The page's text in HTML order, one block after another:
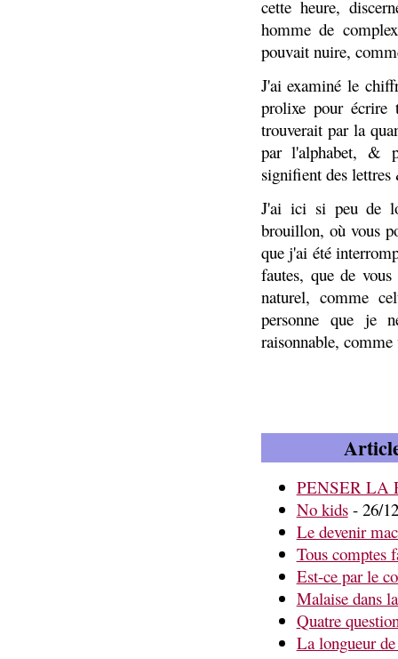
cette heure,
homme de
pouvait nuire,
J'ai examiné le
prolixe pour
trouverait par la
par l'alphabet, &
signifient des
J'ai ici si peu de
brouillon, où vous
que j'ai été
fautes, que de
naturel, comme
personne que je
raisonnable,
PENSER LA
No kids- 26/
Le devenir
Tous comptes
Est-ce par le
Malaise dans
Quatre
La longueur